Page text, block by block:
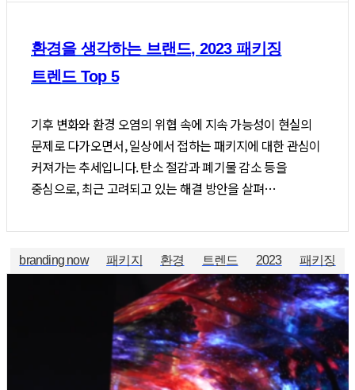
환경을 생각하는 브랜드, 2023 패키징
트렌드 Top 5
기후 변화와 환경 오염의 위협 속에 지속 가능성이 현실의
문제로 다가오면서, 일상에서 접하는 패키지에 대한 관심이
커져가는 추세입니다. 탄소 절감과 폐기물 감소 등을
중심으로, 최근 고려되고 있는 해결 방안을 살펴…
branding now 패키지 환경 트렌드 2023 패키징